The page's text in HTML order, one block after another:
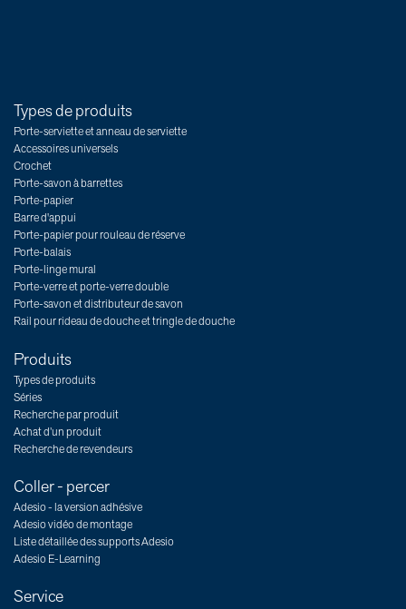
Types de produits
Porte-serviette et anneau de serviette
Accessoires universels
Crochet
Porte-savon à barrettes
Porte-papier
Barre d'appui
Porte-papier pour rouleau de réserve
Porte-balais
Porte-linge mural
Porte-verre et porte-verre double
Porte-savon et distributeur de savon
Rail pour rideau de douche et tringle de douche
Produits
Types de produits
Séries
Recherche par produit
Achat d’un produit
Recherche de revendeurs
Coller - percer
Adesio - la version adhésive
Adesio vidéo de montage
Liste détaillée des supports Adesio
Adesio E-Learning
Service